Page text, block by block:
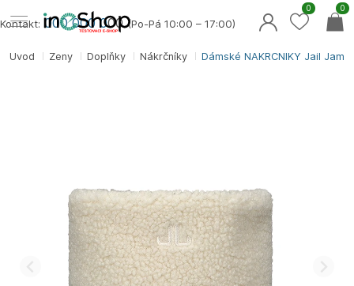
Úvod Ženy Doplňky Nákrčníky Dámské NÁKRČNÍKY Jail Jam
Kontakt: 000 000 000(Po-Pá 10:00 – 17:00)
0
0